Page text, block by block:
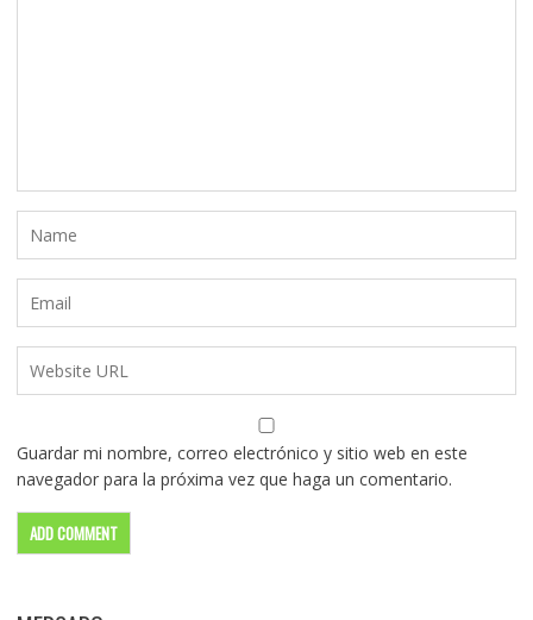
Guardar mi nombre, correo electrónico y sitio web en este
navegador para la próxima vez que haga un comentario.